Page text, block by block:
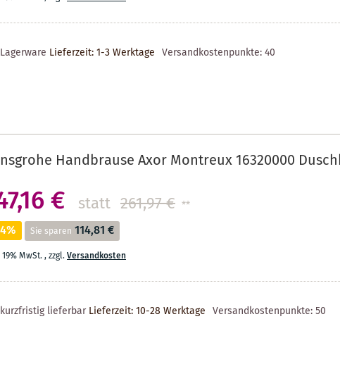
Lagerware Lieferzeit: 1-3 Werktage Versandkostenpunkte:40
Handbrause Axor Montreux 16320000
€ statt 261,97 € **
Sie sparen 114,81 €
MwSt.,zzgl.Versandkosten
kurzfristig lieferbar Lieferzeit: 10-28 Werktage Versandkostenpunkte:50